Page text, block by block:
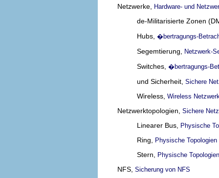
Netzwerke,
Hardware- und
de-Militarisierte Zonen
Hubs, �bertragungs-
Segemtierung, Netzwerk-
Switches, �bertragungs-
und Sicherheit, Sichere
Wireless, Wireless
Netzwerktopologien, Sichere
Linearer Bus, Physische
Ring, Physische Topologien
Stern, Physische Topologien
NFS, Sicherung von NFS